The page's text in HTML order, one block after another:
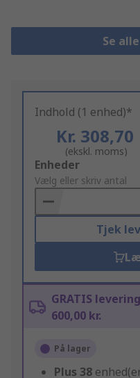
Se
Indhold (1 enhed)*
Kr. 308,70
(ekskl. moms)
Add
to
Basket
Enheder
Vælg eller skriv antal
Tjek
GRATIS
600,00 kr.
På lager
Plus 38